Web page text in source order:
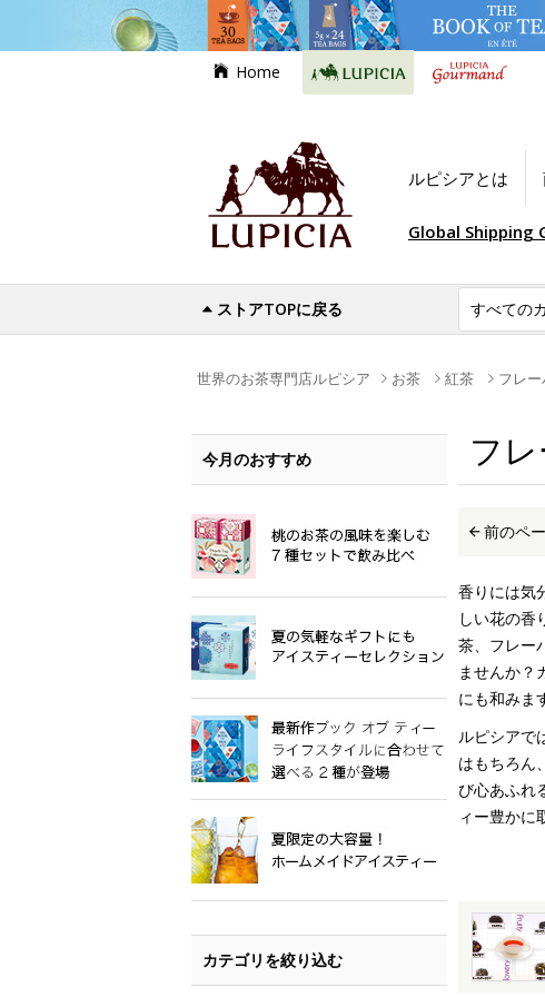
Home
ルピシアとは
Global Shipping
ストアTOPに戻る
世界のお茶専門店ルピシア お茶 紅茶 フレ
フ
前のペ
香りには気
しい花の香
茶、フレー
ませんか？
にも和みま
ルピシアで
はもちろん
び心あふれ
ィー豊かに
今月のおすすめ
カテゴリを絞り込む